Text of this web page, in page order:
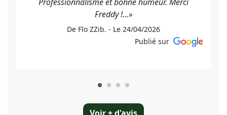
Freddy !...»
De Flo ZZib. - Le 24/04/2026
Publié sur